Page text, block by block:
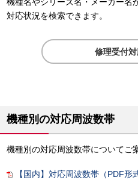
対応状況を検索できます。
修理受付
機種別の対応周波数帯
機種別の対応周波数帯についてご
【国内】対応周波数帯（PDF形